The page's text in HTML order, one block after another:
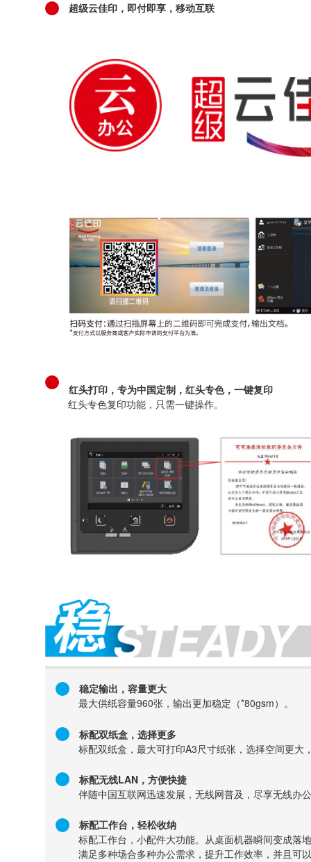
超级云佳印，即付即享，移动互联
红头打印，专为中国定制，红头专色，一键复印
红头专色复印功能，只需一键操作。
稳定输出，容量更大
最大供纸容量960张，输出更加稳定（*80gsm）。
标配双纸盒，选择更多
标配双纸盒，最大可打印A3尺寸纸张，选择空间更大
标配无线LAN，方便快捷
伴随中国互联网迅速发展，无线网普及，尽享无线办
标配工作台，轻松收纳
标配工作台，小配件大功能。从桌面机器瞬间变成落
满足多种场合多种办公需求，提升工作效率，并且可